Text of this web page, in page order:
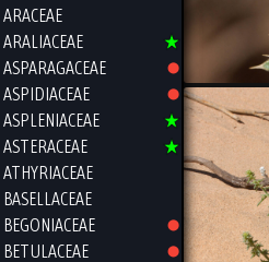
ARACEAE
ARALIACEAE
ASPARAGACEAE
ASPIDIACEAE
ASPLENIACEAE
ASTERACEAE
ATHYRIACEAE
BASELLACEAE
BEGONIACEAE
BETULACEAE